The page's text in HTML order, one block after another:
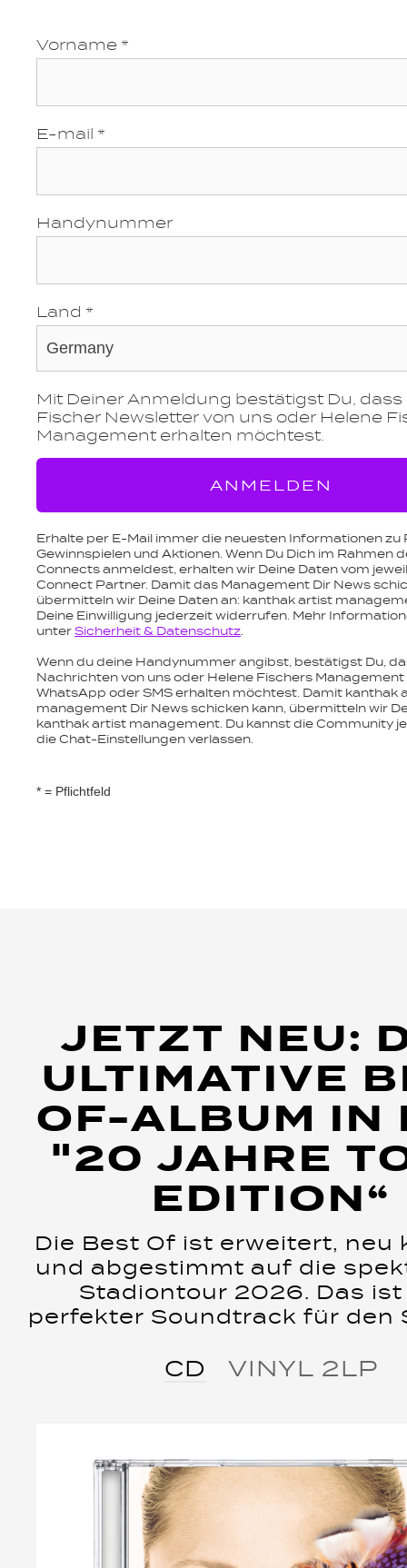
Vorname *
E-mail *
Handynummer
Land *
Mit Deiner Anmeldung bestätigst Du, dass
Fischer Newsletter von uns oder Helene
Management erhalten möchtest.
ANMELDEN
Erhalte per E-Mail immer die neuesten Informationen zu
Gewinnspielen und Aktionen. Wenn Du Dich im Rahmen
Connects anmeldest, erhalten wir Deine Daten vom
Connect Partner. Damit das Management Dir News
übermitteln wir Deine Daten an: kanthak artist
Deine Einwilligung jederzeit widerrufen. Mehr
unter Sicherheit & Datenschutz
Wenn du deine Handynummer angibst, bestätigst Du,
Nachrichten von uns oder Helene Fischers
WhatsApp oder SMS erhalten möchtest. Damit kanthak
management Dir News schicken kann, übermitteln wir
kanthak artist management. Du kannst die Community
die Chat-Einstellungen verlassen.
* = Pflichtfeld
JETZT NEU:
ULTIMATIVE
OF-ALBUM IN
"20 JAHRE
EDITION“
Die Best Of ist erweitert, neu
und abgestimmt auf die
Stadiontour 2026. Das ist
perfekter Soundtrack für den
CD VINYL 2LP